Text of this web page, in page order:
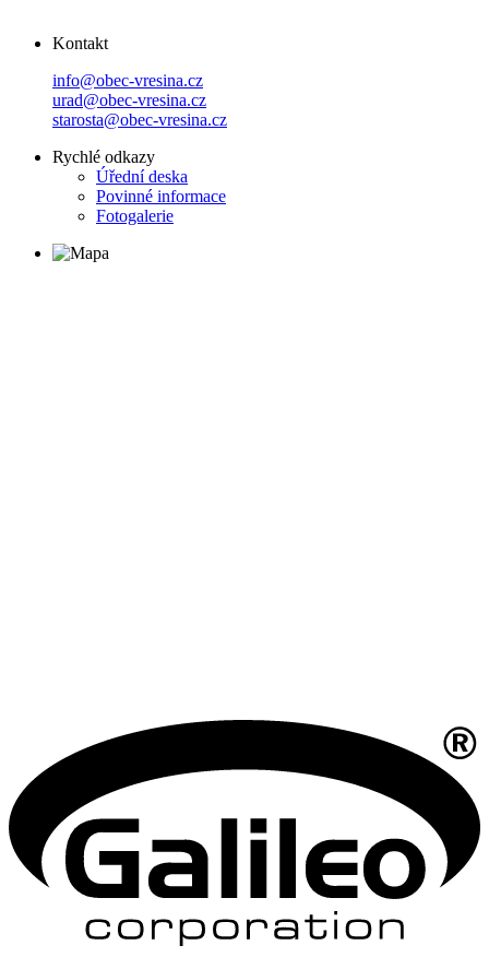
Kontakt
info@obec-vresina.cz
urad@obec-vresina.cz
starosta@obec-vresina.cz
Rychlé odkazy
Úřední deska
Povinné informace
Fotogalerie